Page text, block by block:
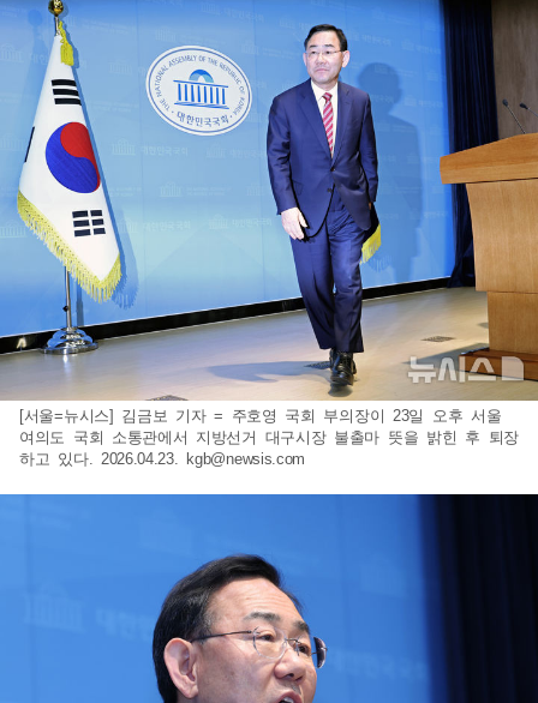
[서울=뉴시스] 김금보 기자 = 주호영 국회 부의장이 23일 오후 서울
여의도 국회 소통관에서 지방선거 대구시장 불출마 뜻을 밝힌 후 퇴장
하고 있다. 2026.04.23. kgb@newsis.com